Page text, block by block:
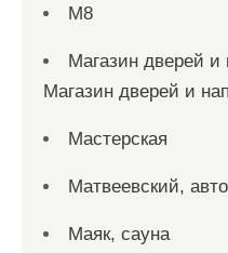
М8
Магазин дверей и
Магазин дверей и
Мастерская
Матвеевский,
Маяк, сауна